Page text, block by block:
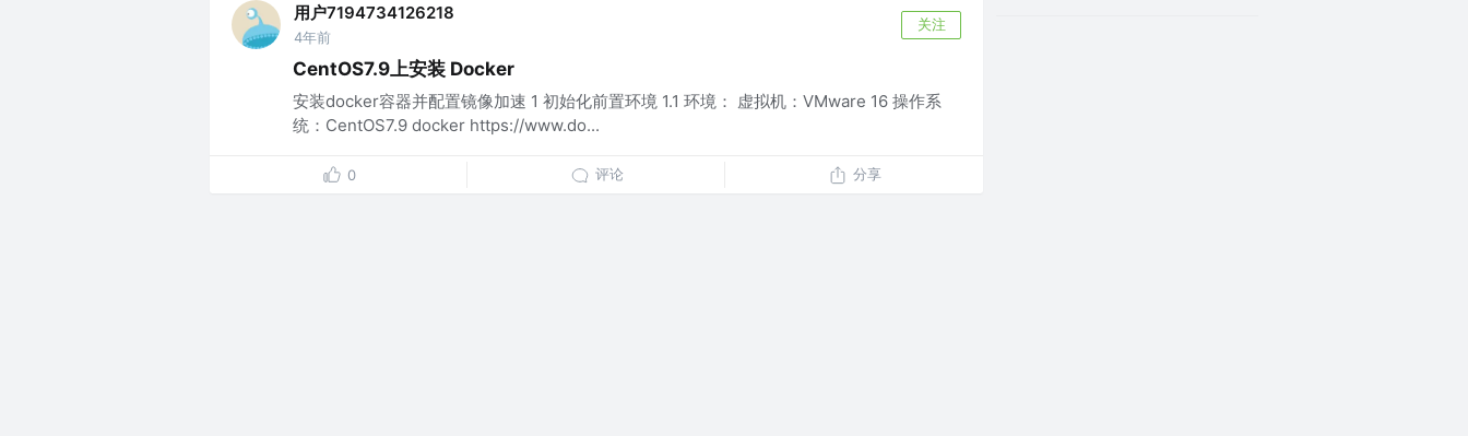
用户7194734126218
4年前
关注
CentOS7.9上安装 Docker
安装docker容器并配置镜像加速 1 初始化前置环境 1.1 环境： 虚拟机：VMware 16 操作系
统：CentOS7.9 docker https://www.do...
0 评论 分享